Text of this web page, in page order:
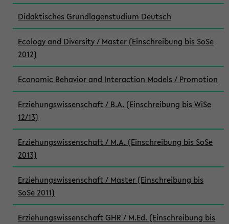
Didaktisches Grundlagenstudium Deutsch
Ecology and Diversity / Master (Einschreibung bis SoSe
2012)
Economic Behavior and Interaction Models / Promotion
Erziehungswissenschaft / B.A. (Einschreibung bis WiSe
12/13)
Erziehungswissenschaft / M.A. (Einschreibung bis SoSe
2013)
Erziehungswissenschaft / Master (Einschreibung bis
SoSe 2011)
Erziehungswissenschaft GHR / M.Ed. (Einschreibung bis